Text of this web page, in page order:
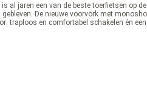
is al jaren een van de beste toerfietsen
De nieuwe voorvork met
traploos en comfortabel schakelen én